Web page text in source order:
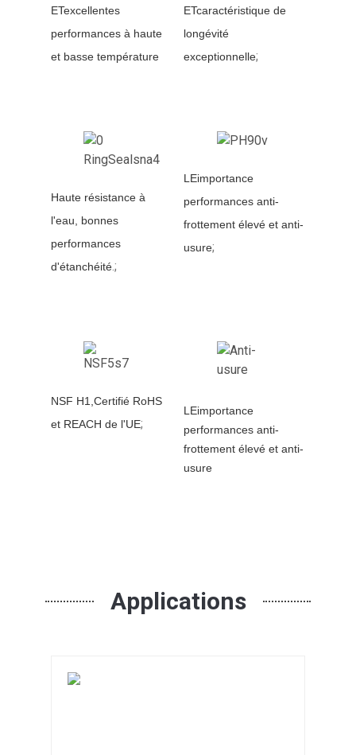
ETexcellentes
performances à haute
et basse température
ETcaractéristique de
longévité
exceptionnelle;
Haute résistance à
l'eau, bonnes
performances
d'étanchéité.;
LEimportance
performances anti-
frottement élevé et anti-
usure;
NSF H1, Certifié RoHS
et REACH de l'UE;
LEimportance
performances anti-
frottement élevé et anti-
usure
Applications